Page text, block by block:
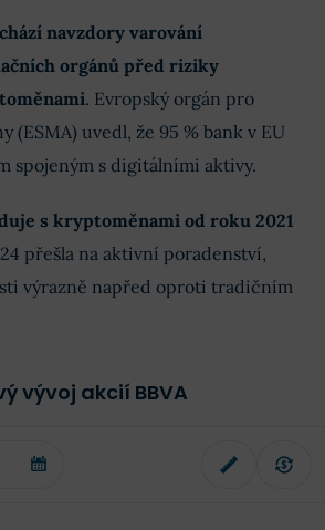
navzdory varování
orgánů před riziky
. Evropský orgán pro
(ESMA) uvedl, že 95 % bank v EU
spojeným s digitálními aktivy.
s kryptoměnami od roku 2021
přešla na aktivní poradenství,
výrazně napřed oproti tradičním
vývoj akcií BBVA